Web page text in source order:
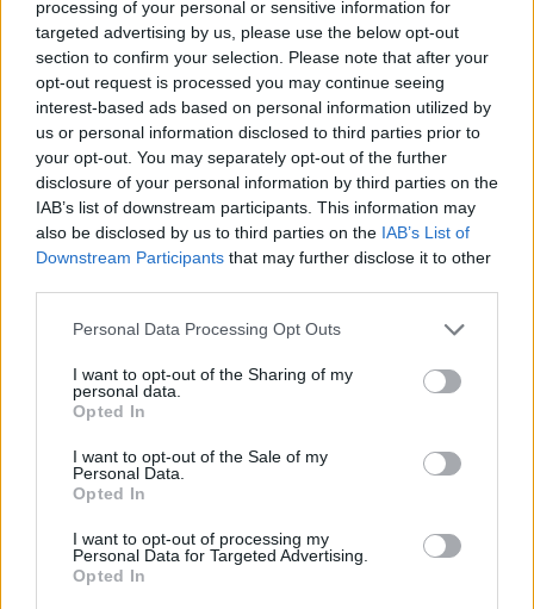
processing of your personal or sensitive information for
targeted advertising by us, please use the below opt-out
section to confirm your selection. Please note that after your
opt-out request is processed you may continue seeing
interest-based ads based on personal information utilized by
us or personal information disclosed to third parties prior to
your opt-out. You may separately opt-out of the further
disclosure of your personal information by third parties on the
IAB’s list of downstream participants. This information may
also be disclosed by us to third parties on the IAB’s List of
Downstream Participants that may further disclose it to other
Personal Data Processing Opt Outs
I want to opt-out of the Sharing of my
personal data.
Opted In
I want to opt-out of the Sale of my
Personal Data.
Opted In
I want to opt-out of processing my
Personal Data for Targeted Advertising.
Opted In
Σταθερό ωράριο
Ευχάριστο περιβάλλον εργασίας
Όλες οι Θέσεις Εργασίας
Θέσεις Εργασίας ανά Ειδικότητα